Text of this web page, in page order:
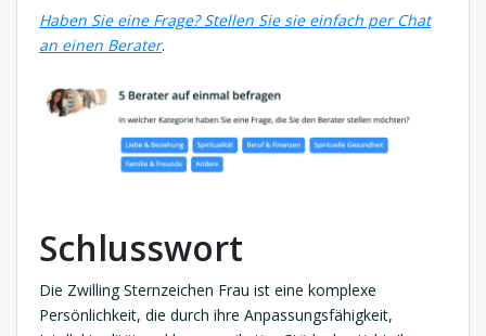
Haben Sie eine Frage? Stellen Sie sie einfach per Chat
an einen Berater.
Schlusswort
Die Zwilling Sternzeichen Frau ist eine komplexe
Persönlichkeit, die durch ihre Anpassungsfähigkeit,